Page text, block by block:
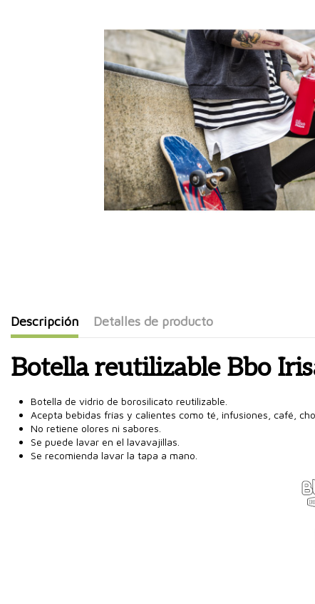
Descripción Detalles de producto
Botella reutilizable Bbo
Botella de vidrio de borosilicato reutilizable.
Acepta bebidas frías y calientes como té, infusiones, café,
No retiene olores ni sabores.
Se puede lavar en el lavavajillas.
Se recomienda lavar la tapa a mano.